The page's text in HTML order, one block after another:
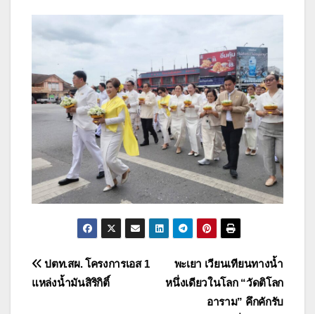
แนะแนว
พะเยา เวียนเทียนทางน้ำ
หนึ่งเดียวในโลก “วัดติโลก
อาราม” คึกคักรับ
ปตท.สผ. โครงการเอส 1
แหล่งน้ำมันสิริกิติ์